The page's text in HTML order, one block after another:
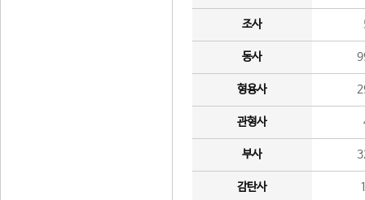
조사
동사
형용사
관형사
부사
감탄사